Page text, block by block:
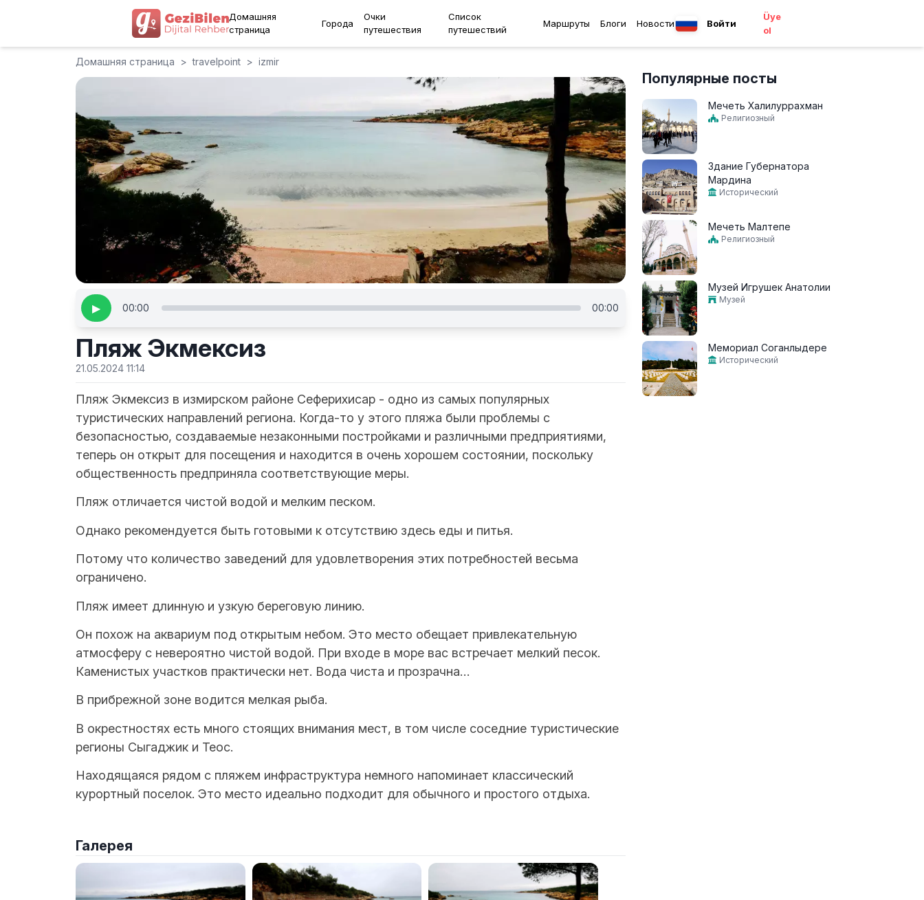
Домашняя
страница
Города
Очки
путешествия
Список
путешествий
Маршруты Блоги Новости Войти
Üye
ol
Домашняя страница > travelpoint > izmir
▶ 00:00 00:00
Пляж Экмексиз
21.05.2024 11:14
Пляж Экмексиз в измирском районе Сеферихисар - одно из самых популярных
туристических направлений региона. Когда-то у этого пляжа были проблемы с
безопасностью, создаваемые незаконными постройками и различными предприятиями,
теперь он открыт для посещения и находится в очень хорошем состоянии, поскольку
общественность предприняла соответствующие меры.
Пляж отличается чистой водой и мелким песком.
Однако рекомендуется быть готовыми к отсутствию здесь еды и питья.
Потому что количество заведений для удовлетворения этих потребностей весьма
ограничено.
Пляж имеет длинную и узкую береговую линию.
Он похож на аквариум под открытым небом. Это место обещает привлекательную
атмосферу с невероятно чистой водой. При входе в море вас встречает мелкий песок.
Каменистых участков практически нет. Вода чиста и прозрачна…
В прибрежной зоне водится мелкая рыба.
В окрестностях есть много стоящих внимания мест, в том числе соседние туристические
регионы Сыгаджик и Теос.
Находящаяся рядом с пляжем инфраструктура немного напоминает классический
курортный поселок. Это место идеально подходит для обычного и простого отдыха.
Галерея
Популярные посты
Мечеть Халилуррахман
Религиозный
Здание Губернатора
Мардина
Исторический
Мечеть Малтепе
Религиозный
Музей Игрушек Анатолии
Музей
Мемориал Соганлыдере
Исторический